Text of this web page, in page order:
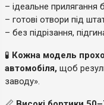
– ідеальне прилягання
– готові отвори під
– без підрізання,
🧪 Кожна модель
автомобіля, щоб
заводу».